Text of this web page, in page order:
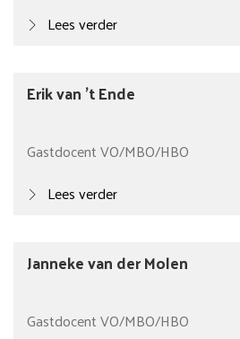
Lees verder
Erik van 't Ende
Gastdocent VO/MBO/HBO
Lees verder
Janneke van der Molen
Gastdocent VO/MBO/HBO